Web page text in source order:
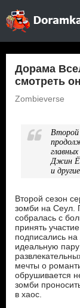
Дорама
смотреть
Zombieverse
Второй
Джин
и
Второй сезон
зомби на Сеул.
собралась с
принять
подписались
идеальную
мечты о
обрушивается
зомби
в хаос.